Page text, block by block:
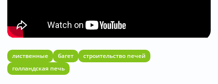
лиственные багет
строительство печей
голландская печь